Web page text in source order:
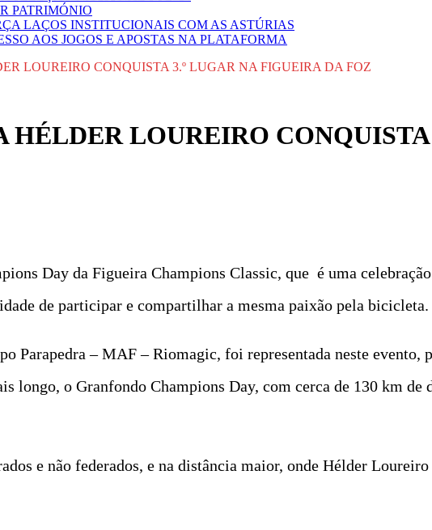
PATRIMÓNIO
LAÇOS INSTITUCIONAIS COM AS ASTÚRIAS
AOS JOGOS E APOSTAS NA PLATAFORMA
LOUREIRO CONQUISTA 3.º LUGAR NA FIGUEIRA DA FOZ
LOUREIRO CONQUISTA
Day da Figueira Champions Classic, que é uma
de participar e compartilhar a mesma paixão pela bicicleta.
Parapedra – MAF – Riomagic, foi representada neste evento,
longo, o Granfondo Champions Day, com cerca de 130 km de
e não federados, e na distância maior, onde Hélder